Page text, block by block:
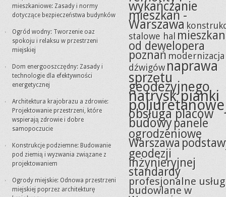
mieszkaniowe: Zasady i normy
dotyczące bezpieczeństwa budynków
Ogród wodny: Tworzenie oaz
spokoju i relaksu w przestrzeni
miejskiej
Dom energooszczędny: Zasady i
technologie dla efektywności
energetycznej
Architektura krajobrazu a zdrowie:
Projektowanie przestrzeni, które
wspierają zdrowie i dobre
samopoczucie
Konstrukcje podziemne: Budowanie
pod ziemią i wyzwania związane z
projektowaniem
Ogrody miejskie: Odnowa przestrzeni
miejskiej poprzez architekturę
wykańczanie
mieszkań -
Warszawa
stalowe hal
od dewelopera
poznań modernizacja
dźwigów naprawa
sprzętu
geodezyjnego
natrysk pianki
obsługa placów
budowypanele
ogrodzeniowe
Warszawa
geodezji
inżynieryjnej
standardy
profesjonalne
budowlane w